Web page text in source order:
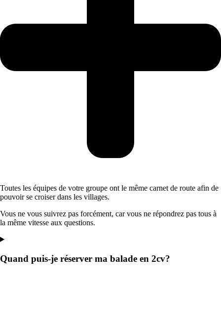
Toutes les équipes de votre groupe ont le même carnet de route afin de
pouvoir se croiser dans les villages.
Vous ne vous suivrez pas forcément, car vous ne répondrez pas tous à
la même vitesse aux questions.
Quand puis-je réserver ma balade en 2cv?